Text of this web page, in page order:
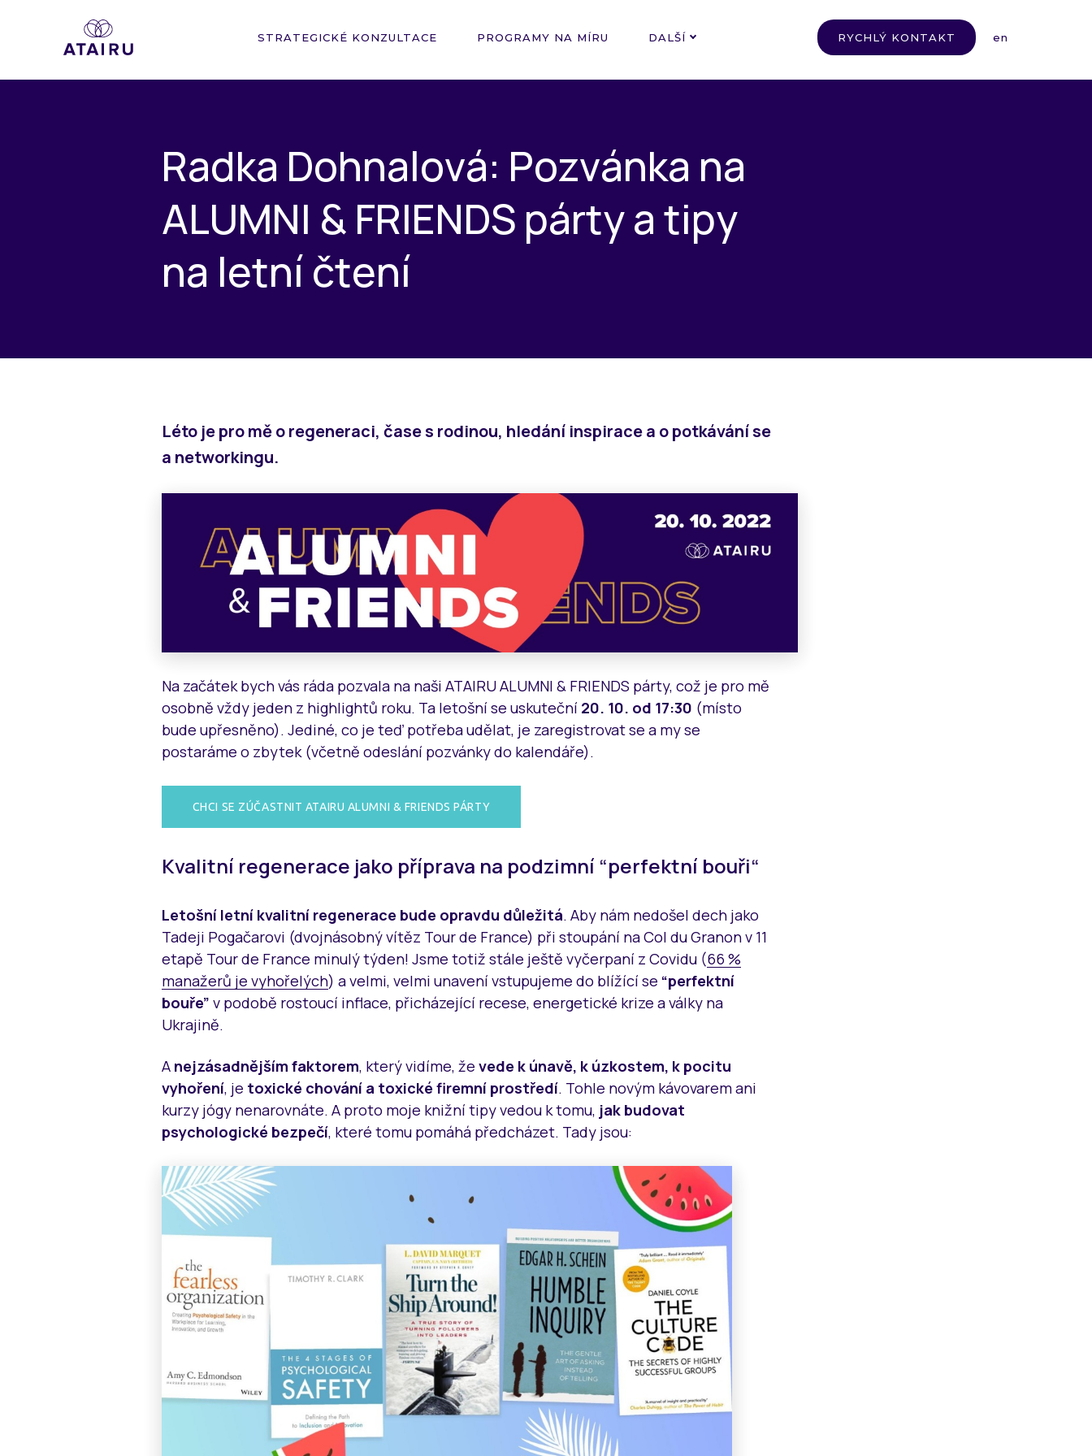
STRATEGICKÉ KONZULTACE PROGRAMY NA MÍRU DALŠÍ RYCHLÝ KONTAKT cs
en
Radka Dohnalová: Pozvánka na
ALUMNI & FRIENDS pártyatipy
na letníčtení
Léto je pro mě o regeneraci, čase s rodinou, hledání inspirace a o potkávání se
a networkingu.
Na začátek bych vás ráda pozvala na naši ATAIRU ALUMNI & FRIENDS párty, což je pro mě
osobně vždy jeden z highlightů roku. Ta letošní se uskuteční 20. 10. od 17:30 (místo
bude upřesněno). Jediné, co je teď potřeba udělat, je zaregistrovat se a my se
postaráme o zbytek (včetně odeslání pozvánky do kalendáře).
CHCI SE ZÚČASTNIT ATAIRU ALUMNI & FRIENDS PÁRTY
Kvalitní regenerace jako příprava na podzimní “perfektní bouři“
Letošní letní kvalitní regenerace bude opravdu důležitá. Aby nám nedošel dech jako
Tadeji Pogačarovi (dvojnásobný vítěz Tour de France) při stoupání na Col du Granon v 11
etapě Tour de France minulý týden! Jsme totiž stále ještě vyčerpaní z Covidu (66 %
manažerů je vyhořelých) a velmi, velmi unavení vstupujeme do blížící se “perfektní
bouře” v podobě rostoucí inflace, přicházející recese, energetické krize a války na
Ukrajině.
A nejzásadnějším faktorem, který vidíme, že vede k únavě, k úzkostem, k pocitu
vyhoření, je toxické chování a toxické firemní prostředí. Tohle novým kávovarem ani
kurzy jógy nenarovnáte. A proto moje knižní tipy vedou k tomu, jak budovat
psychologické bezpečí, které tomu pomáhá předcházet. Tady jsou: